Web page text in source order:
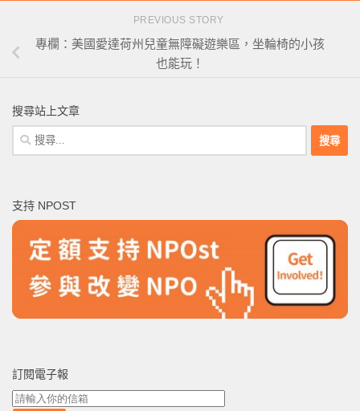
PREVIOUS STORY
專欄：美國愛達荷州兒童無障礙遊樂區，坐輪椅的小孩
也能玩！
搜尋站上文章
搜
尋
字:
支持 NPOST
訂閱電子報